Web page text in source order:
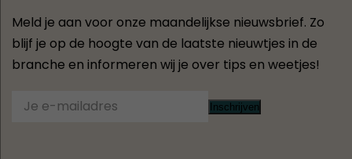
Meld je aan voor onze maandelijkse nieuwsbrief. Zo
blijf je op de hoogte van de laatste nieuwtjes in de
branche en informeren wij je over tips en weetjes!
Inschrijven